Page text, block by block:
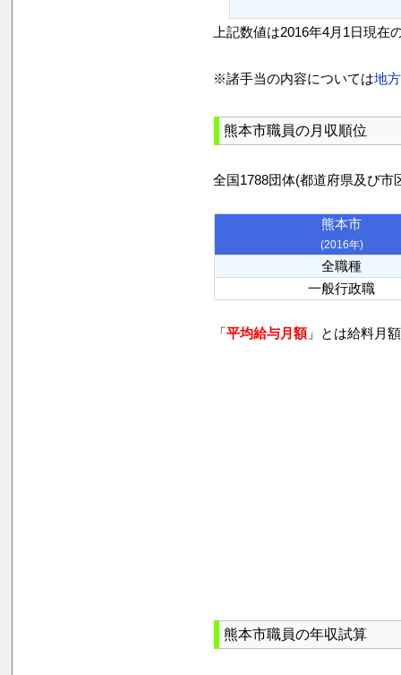
上記数値は2016年4月1日現在
※諸手当の内容については地
熊本市職員の月収順位
全国1788団体(都道府県及び
熊本市
(2016年)
全職種
一般行政職
「平均給与月額」とは給料月
熊本市職員の年収試算